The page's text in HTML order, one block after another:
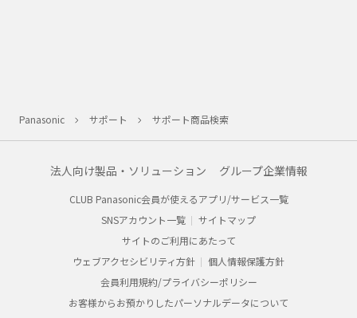
Panasonic サポート サポート商品検索
法人向け製品・ソリューション グループ企業情報
CLUB Panasonic会員が使えるアプリ/サービス一覧
SNSアカウント一覧
サイトマップ
サイトのご利用にあたって
ウェブアクセシビリティ方針
個人情報保護方針
会員利用規約/プライバシーポリシー
お客様からお預かりしたパーソナルデータについて